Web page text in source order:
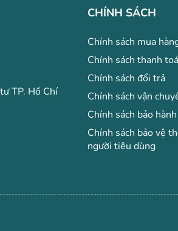
TP. Hồ Chí
CHÍNH SÁCH
Chính sách mua
Chính sách thanh
Chính sách đổi trả
Chính sách vận
Chính sách bảo hành
Chính sách bảo vệ
người tiêu dùng